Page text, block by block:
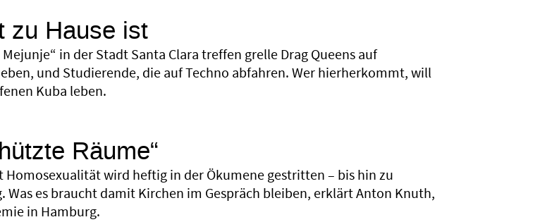
zu Hause ist
in der Stadt Santa Clara treffen grelle Drag Queens auf
und Studierende, die auf Techno abfahren. Wer hierherkommt, will
Kuba leben.
Räume“
Homosexualität wird heftig in der Ökumene gestritten – bis hin zu
es braucht damit Kirchen im Gespräch bleiben, erklärt Anton Knuth,
in Hamburg.